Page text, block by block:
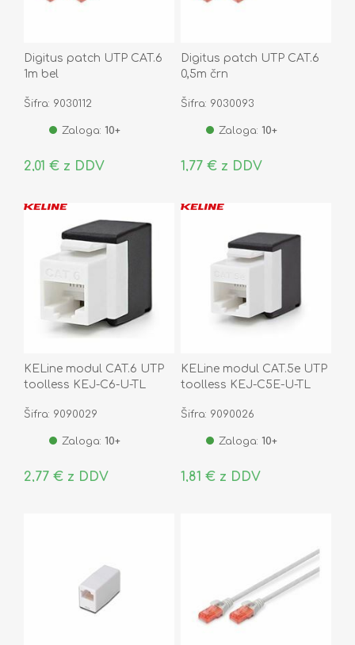
Digitus patch UTP CAT.6
1m bel
Šifra: 9030112
Zaloga: 10+
2,01 € z DDV
Digitus patch UTP CAT.6
0,5m črn
Šifra: 9030093
Zaloga: 10+
1,77 € z DDV
KELine modul CAT.6 UTP
toolless KEJ-C6-U-TL
Šifra: 9090029
Zaloga: 10+
2,77 € z DDV
KELine modul CAT.5e UTP
toolless KEJ-C5E-U-TL
Šifra: 9090026
Zaloga: 10+
1,81 € z DDV